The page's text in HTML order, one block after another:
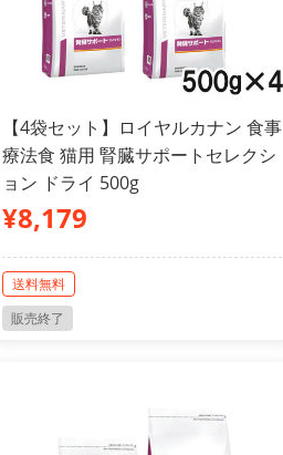
【4袋セット】ロイヤルカナン 食事
療法食 猫用 腎臓サポートセレクシ
ョン ドライ 500g
¥8,179
送料無料
販売終了